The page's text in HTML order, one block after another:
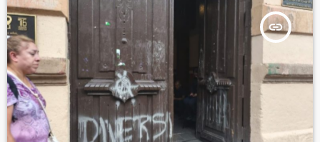
insert_link